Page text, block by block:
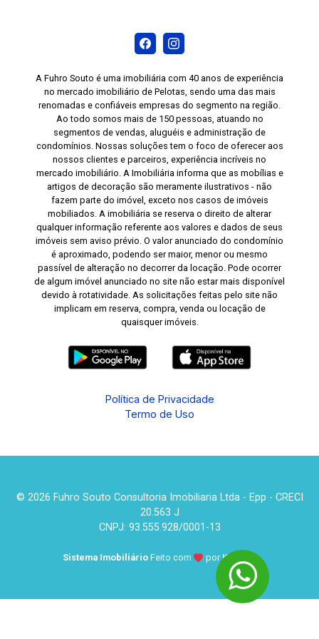
A Fuhro Souto é uma imobiliária com 40 anos de experiência
no mercado imobiliário de Pelotas, sendo uma das mais
renomadas e confiáveis empresas do segmento na região.
Ao todo somos mais de 150 pessoas, atuando no
segmentos de vendas, aluguéis e administração de
condomínios. Nossas soluções tem o foco de oferecer aos
nossos clientes e parceiros, experiência incríveis no
mercado imobiliário. A Imobiliária informa que as mobílias e
artigos de decoração são meramente ilustrativos - não
fazem parte do imóvel, exceto nos casos de imóveis
mobiliados. A imobiliária se reserva o direito de alterar
qualquer informação referente aos valores e dados de seus
imóveis sem aviso prévio. O valor anunciado do condomínio
é aproximado, podendo ser maior, menor ou mesmo
passível de alteração no decorrer da locação. Pode ocorrer
de algum imóvel anunciado no site não estar mais disponível
devido à rotatividade. As solicitações feitas pelo site não
implicam em reserva, compra, venda ou locação de
quaisquer imóveis.
Política de Privacidade
Termo de Uso
© 2026 Fuhro Souto Consultoria Imobiliaria Ltda - Epp - CRECI
20.563 J
CNPJ: 93.555.928/0001-13
Sistema Imobiliário Feito com porKUROLE